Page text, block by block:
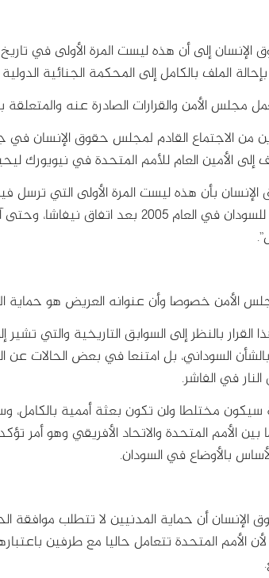
إلى أن هذه ليست المرة الأولى في تاريخ
بالكامل إلى المحكمة الجنائية الدولية في
مجلس الأمن والقرارات الصادرة عنه والمتعلقة
من الاجتماع القادم لمجلس حقوق الإنسان
إلى الأمين العام للأمم المتحدة في نيويورك
بأن هذه ليست المرة الأولى التي ترسل
السودان، حيث تم شكلت أول بعثة أممية للسودان في
الأمن خصوصا وأن عنوانه العريض هو حماية
بالنظر إلى السوابق التاريخية والتي
السوداني، بل امتنعا في بعض الحالات عن
في الفاشر.
سيكون مختلطا ولن تكون بعثة أممية بالكامل،
الأمم المتحدة والاتحاد الأفريقي وهو أمر
بالأوضاع في السودان.
أن حماية المدنيين لا تتطلب موافقة
الأمم المتحدة تتعامل حاليا مع طرفين